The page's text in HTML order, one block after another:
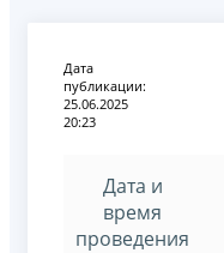
Дата
публикации:
25.06.2025
20:23
Дата и
время
проведения